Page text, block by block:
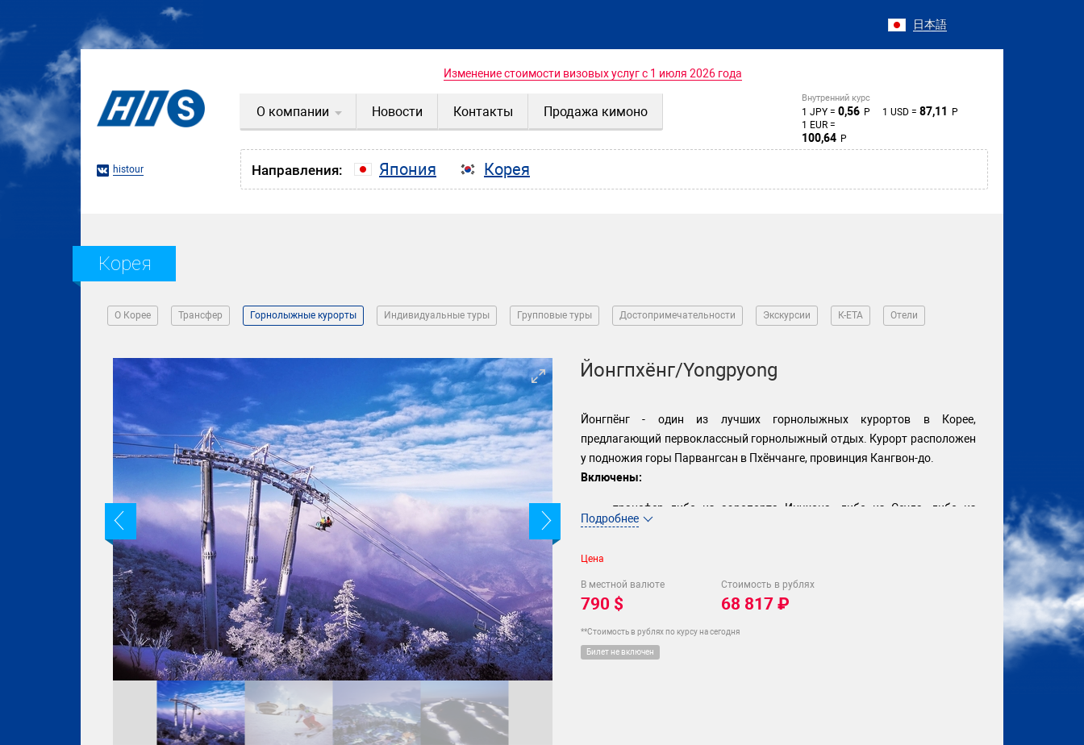
日本語
Изменение стоимости визовых услуг с 1 июля 2026 года
О компании Новости Контакты Продажа кимоно
Внутренний курс
1 JPY = 0,56 Р 1 USD = 87,11
Р
1 EUR =
100,64 Р
histour Направления: Япония Корея
Корея
О Корее Трансфер Горнолыжные курорты Индивидуальные туры Групповые туры Достопримечательности Экскурсии К-ЕТА Отели
Йонгпхёнг/Yongpyong
Йонгпёнг - один из лучших горнолыжных курортов в Корее,
предлагающий первоклассный горнолыжный отдых. Курорт расположен
у подножия горы Парвангсан в Пхёнчанге, провинция Кангвон-до.
Включены:
трансфер либо из аэропорта Инчхона, либо из Сеула, либо из
аэропорта Кимпо
номеров - Tower Condo
завтраки
скидка на ски-пассы 30-60% (размер скидки зависит от
сезона; ски-пассы приобретаются самостоятельно на
Подробнее
Цена
В местной валюте
790 $
Стоимость в рублях
68 817 ₽
**Стоимость в рублях по курсу на сегодня
Билет не включен